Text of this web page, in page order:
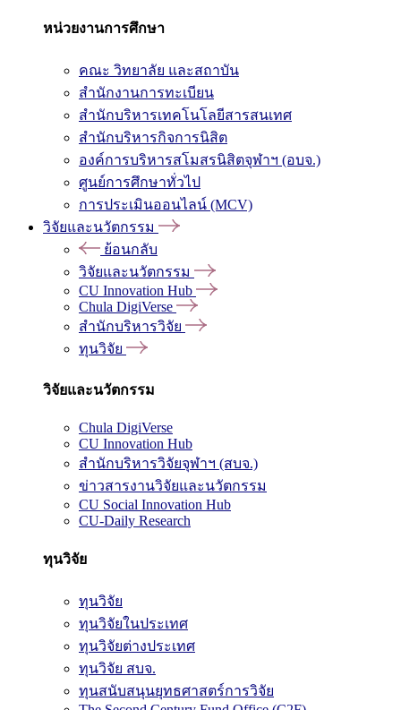
หน่วยงานการศึกษา
คณะ วิทยาลัย และสถาบัน
สำนักงานการทะเบียน
สำนักบริหารเทคโนโลยีสารสนเทศ
สำนักบริหารกิจการนิสิต
องค์การบริหารสโมสรนิสิตจุฬาฯ (อบจ.)
ศูนย์การศึกษาทั่วไป
การประเมินออนไลน์ (MCV)
วิจัยและนวัตกรรม
ย้อนกลับ
วิจัยและนวัตกรรม
CU Innovation Hub
Chula DigiVerse
สำนักบริหารวิจัย
ทุนวิจัย
วิจัยและนวัตกรรม
Chula DigiVerse
CU Innovation Hub
สำนักบริหารวิจัยจุฬาฯ (สบจ.)
ข่าวสารงานวิจัยและนวัตกรรม
CU Social Innovation Hub
CU-Daily Research
ทุนวิจัย
ทุนวิจัย
ทุนวิจัยในประเทศ
ทุนวิจัยต่างประเทศ
ทุนวิจัย สบจ.
ทุนสนับสนุนยุทธศาสตร์การวิจัย